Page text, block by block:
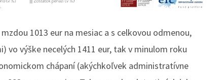
1013 eur na mesiac a s celkovou odmenou,
vo výške necelých 1411 eur, tak v minulom roku
chápaní (akýchkoľvek administratívne